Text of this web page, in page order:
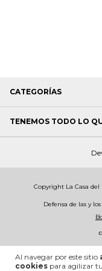
Al navegar por este sitio
cookies para agilizar
CATEGORÍAS
TENEMOS TODO LO
Copyright La Casa del
Defensa de las y